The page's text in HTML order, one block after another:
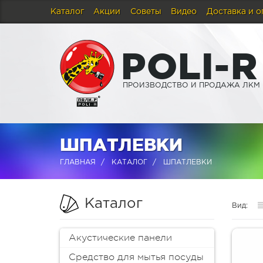
Каталог Акции Советы Видео Доставка и
POLI-R
ПРОИЗВОДСТВО И ПРОДАЖА ЛКМ
ШПАТЛЕВКИ
ГЛАВНАЯ КАТАЛОГ ШПАТЛЕВКИ
Каталог
Акустические панели
Средство для мытья посуды
Вид: